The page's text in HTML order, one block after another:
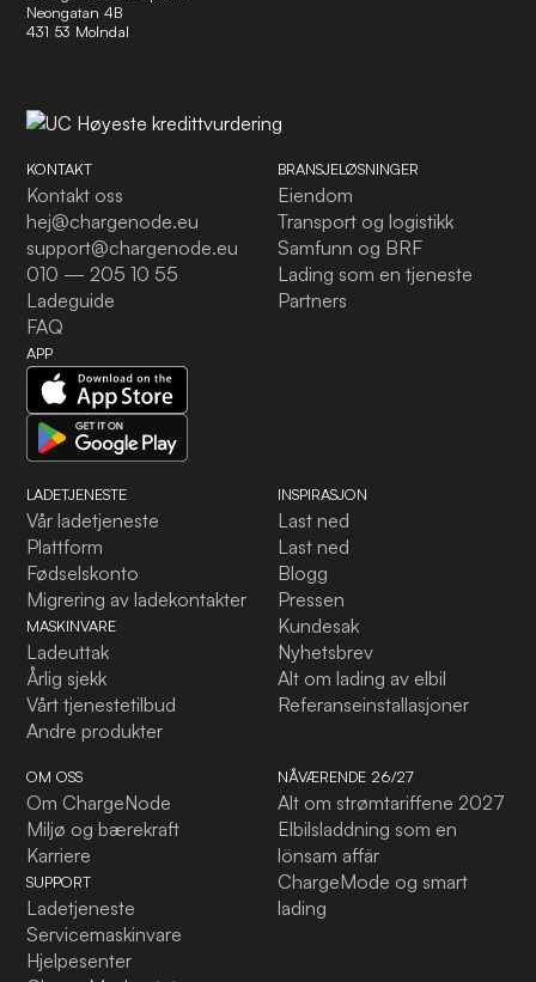
Neongatan 4B
431 53 Molndal
KONTAKT
Kontakt oss
hej@chargenode.eu
support@chargenode.eu
010 — 205 10 55
Ladeguide
FAQ
APP
BRANSJELØSNINGER
Eiendom
Transport og logistikk
Samfunn og BRF
Lading som en tjeneste
Partners
LADETJENESTE
Vår ladetjeneste
Plattform
Fødselskonto
Migrering av ladekontakter
MASKINVARE
Ladeuttak
Årlig sjekk
Vårt tjenestetilbud
Andre produkter
INSPIRASJON
Last ned
Last ned
Blogg
Pressen
Kundesak
Nyhetsbrev
Alt om lading av elbil
Referanseinstallasjoner
OM OSS
Om ChargeNode
Miljø og bærekraft
Karriere
SUPPORT
Ladetjeneste
Servicemaskinvare
Hjelpesenter
NÅVÆRENDE 26/27
Alt om strømtariffene 2027
Elbilsladdning som en
lönsam affär
ChargeMode og smart
lading